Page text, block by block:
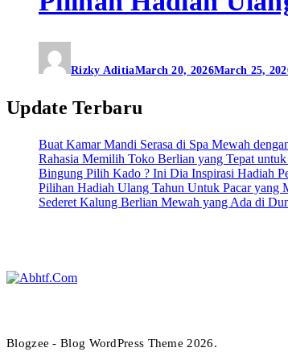
Rizky AditiaMarch 20, 2026March 25,
Update Terbaru
Buat Kamar Mandi Serasa di Spa Mewah
Rahasia Memilih Toko Berlian yang Tepat
Bingung Pilih Kado ? Ini Dia Inspirasi Hadiah
Pilihan Hadiah Ulang Tahun Untuk Pacar yang
Sederet Kalung Berlian Mewah yang Ada di
Blogzee - Blog WordPress Theme 2026.